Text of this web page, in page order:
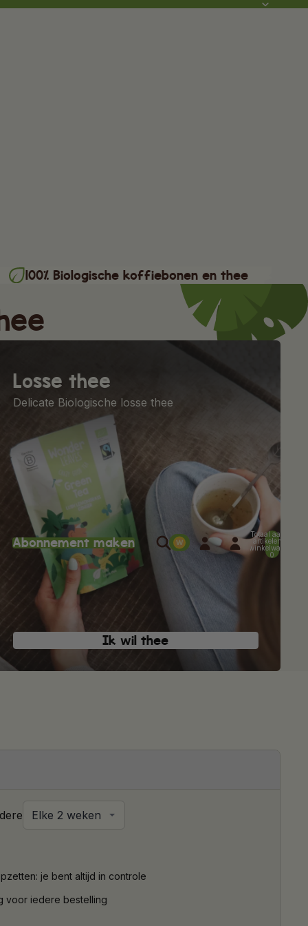
Abonnement maken
Totaal aantal
artikelen in
winkelwagen:
0
100% Biologische koffiebonen en thee
Losse thee
Delicate Biologische losse thee
Ik wil thee
je bent altijd in controle
voor iedere bestelling